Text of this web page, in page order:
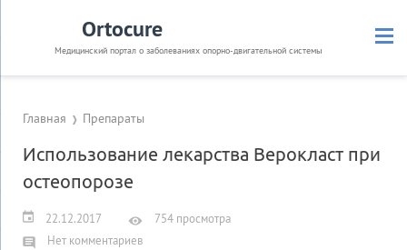
Ortocure
Медицинский портал о заболеваниях опорно-двигательной системы
Главная Препараты
Использование лекарства Верокласт при
остеопорозе
22.12.2017
754 просмотра
Нет комментариев